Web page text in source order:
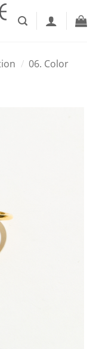
/ 06. Color